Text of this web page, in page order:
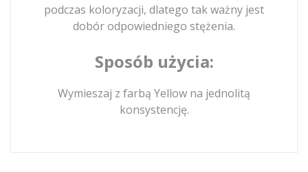
podczas koloryzacji, dlatego tak ważny jest
dobór odpowiedniego stężenia.
Sposób użycia:
Wymieszaj z farbą Yellow na jednolitą
konsystencję.